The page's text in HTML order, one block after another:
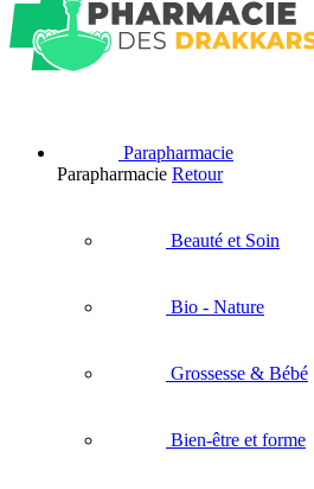
Parapharmacie
Parapharmacie Retour
Beauté et Soin
Bio - Nature
Grossesse & Bébé
Bien-être et forme